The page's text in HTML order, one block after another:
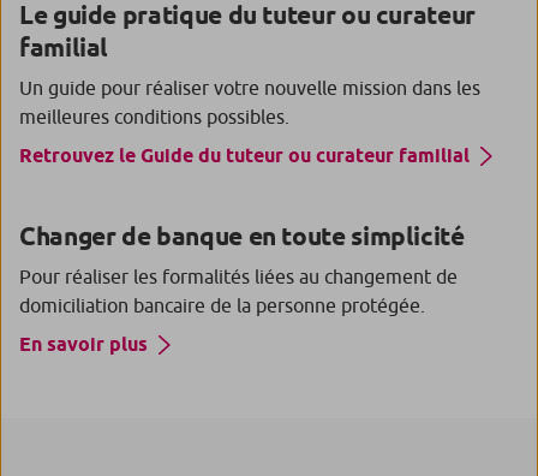
Le guide pratique du tuteur ou curateur
familial
Un guide pour réaliser votre nouvelle mission dans les
meilleures conditions possibles.
Retrouvez le Guide du tuteur ou curateur familial
Changer de banque en toute simplicité
Pour réaliser les formalités liées au changement de
domiciliation bancaire de la personne protégée.
En savoir plus